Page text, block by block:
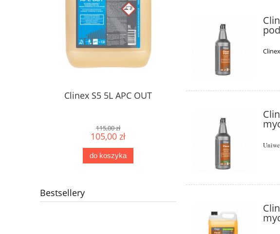
Clinex S5 5L APC OUT
115,00 zł
105,00 zł
do koszyka
Bestsellery